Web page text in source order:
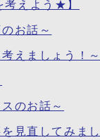
考えよう★】
お話～
えましょう！～
のお話～
見直してみま